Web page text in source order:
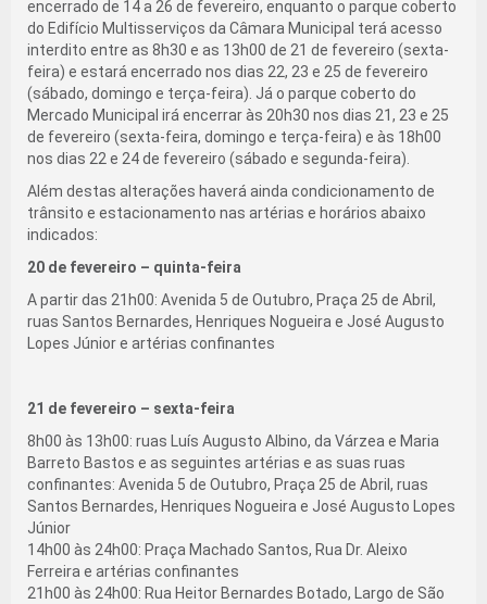
encerrado de 14 a 26 de fevereiro, enquanto o parque coberto
do Edifício Multisserviços da Câmara Municipal terá acesso
interdito entre as 8h30 e as 13h00 de 21 de fevereiro (sexta-
feira) e estará encerrado nos dias 22, 23 e 25 de fevereiro
(sábado, domingo e terça-feira). Já o parque coberto do
Mercado Municipal irá encerrar às 20h30 nos dias 21, 23 e 25
de fevereiro (sexta-feira, domingo e terça-feira) e às 18h00
nos dias 22 e 24 de fevereiro (sábado e segunda-feira).
Além destas alterações haverá ainda condicionamento de
trânsito e estacionamento nas artérias e horários abaixo
indicados:
20 de fevereiro – quinta-feira
A partir das 21h00: Avenida 5 de Outubro, Praça 25 de Abril,
ruas Santos Bernardes, Henriques Nogueira e José Augusto
Lopes Júnior e artérias confinantes
21 de fevereiro – sexta-feira
8h00 às 13h00: ruas Luís Augusto Albino, da Várzea e Maria
Barreto Bastos e as seguintes artérias e as suas ruas
confinantes: Avenida 5 de Outubro, Praça 25 de Abril, ruas
Santos Bernardes, Henriques Nogueira e José Augusto Lopes
Júnior
14h00 às 24h00: Praça Machado Santos, Rua Dr. Aleixo
Ferreira e artérias confinantes
21h00 às 24h00: Rua Heitor Bernardes Botado, Largo de São